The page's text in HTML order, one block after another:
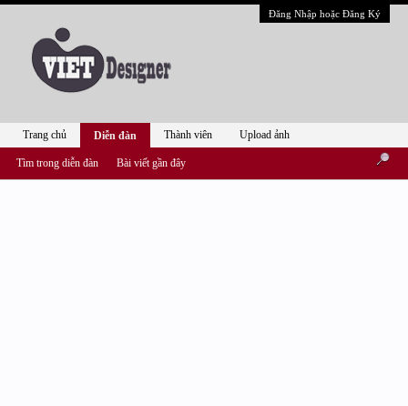
Đăng Nhập hoặc Đăng Ký
Trang chủ Diễn đàn
Tìm trong diễn đàn Bài viết gần đây
Thành viên Upload ảnh